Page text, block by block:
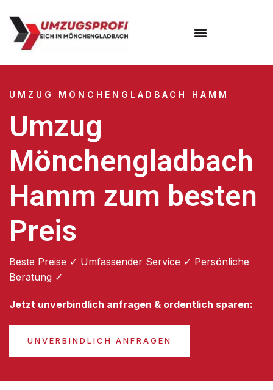
UMZUG MÖNCHENGLADBACH HAMM
Umzug
Mönchengladbach
Hamm zum besten
Preis
Beste Preise ✓ Umfassender Service ✓ Persönliche
Beratung ✓
Jetzt unverbindlich anfragen & ordentlich sparen:
UNVERBINDLICH ANFRAGEN